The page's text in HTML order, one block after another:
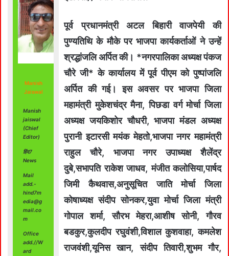
Manish
Jaiswal
Manish
jaiswal
(Chief
Editor)
हिंद7
News
Mail
add.-
hind7m
edia@g
mail.co
m
Office
add.//W
ard
पूर्व प्रधानमंत्री अटल बिहारी वाजपेयी की
पुण्यतिथि के मौके पर भाजपा कार्यकर्ताओं ने उन्हें
श्रद्धांजलि अर्पित की। *नगरपालिका अध्‍यक्ष पंकज
चौरे जी* के कार्यालय में पूर्व पीएम को पुष्पांजलि
अर्पित की गई। इस अवसर पर भाजपा जिला
महामंत्री मुकेशचंद्र मैना, पिछडा वर्ग मोर्चा जिला
अध्‍यक्ष जयकिशोर चौधरी, भाजपा मंडल अध्‍यक्ष
पुरानी इटारसी मयंक मेहतो,भाजपा नगर महामंत्री
राहुल चौरे, भाजपा नगर उपाध्‍यक्ष शैलेंद्र
दुबे,सभापति राकेश जाधव, मंजीत कलोसिया,पार्षद
जिमी कैथवास,अनुसूचित जाति मोर्चा जिला
कोषाध्‍यक्ष संदीप सोनकर,युवा मोर्चा जिला मंत्री
गोपाल शर्मा, सौरभ मेहरा,आशीष सोनी, गौरव
बडकुर,कुलदीप रघुवंशी,विशाल कुशवाहा, कमलेश
राजवंशी,यूनिस खान, संदीप तिवारी,शुभम गौर,